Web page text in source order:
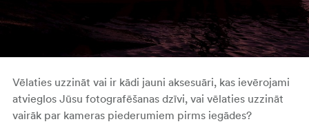
Vēlaties uzzināt vai ir kādi jauni aksesuāri, kas ievērojami
atvieglos Jūsu fotografēšanas dzīvi, vai vēlaties uzzināt
vairāk par kameras piederumiem pirms iegādes?